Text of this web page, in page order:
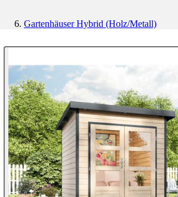
Gartenhäuser Hybrid (Holz/Metall)